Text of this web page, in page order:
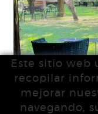
Este sitio web
recopilar
mejorar
navegando,